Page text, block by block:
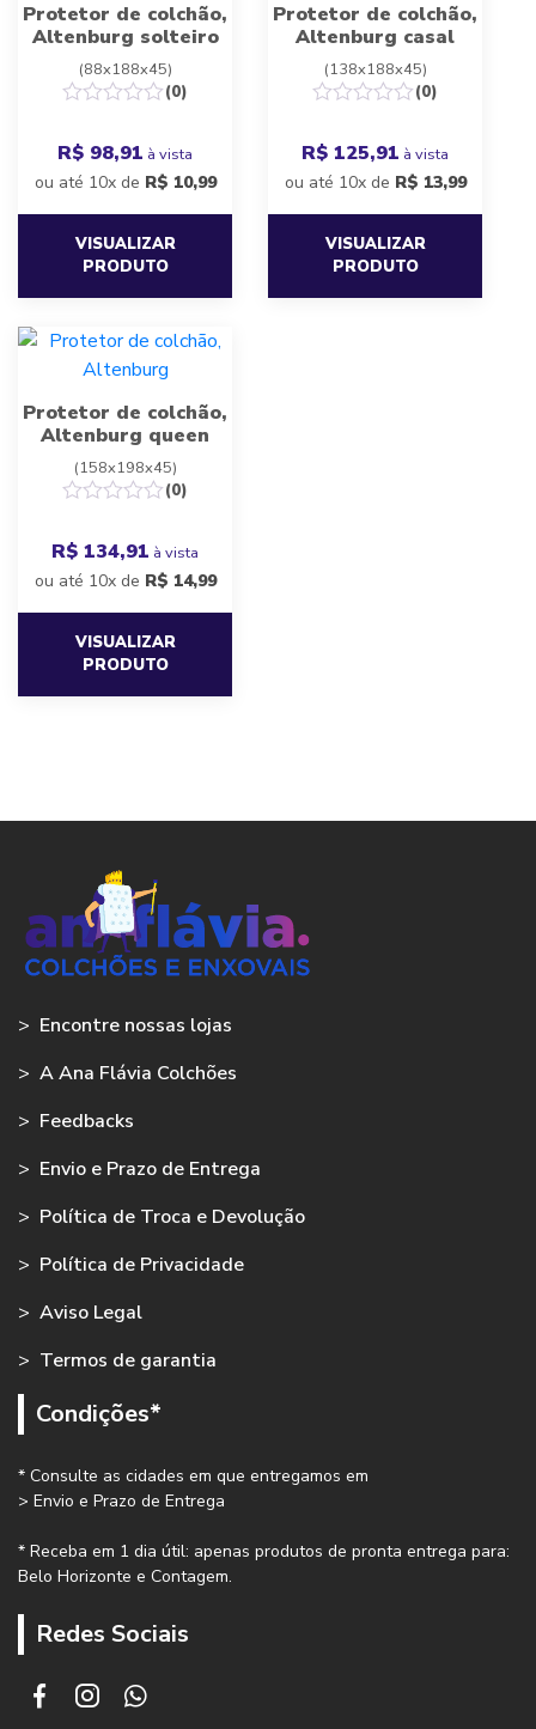
Protetor de colchão,
Altenburg solteiro
(88x188x45)
(0)
R$ 98,91 à vista
ou até 10x de R$ 10,99
VISUALIZAR
PRODUTO
Protetor de colchão,
Altenburg casal
(138x188x45)
(0)
R$ 125,91 à vista
ou até 10x de R$ 13,99
VISUALIZAR
PRODUTO
Protetor de colchão,
Altenburg queen
(158x198x45)
(0)
R$ 134,91 à vista
ou até 10x de R$ 14,99
VISUALIZAR
PRODUTO
> Encontre nossas lojas
> A Ana Flávia Colchões
> Feedbacks
> Envio e Prazo de Entrega
> Política de Troca e Devolução
> Política de Privacidade
> Aviso Legal
> Termos de garantia
Condições*
* Consulte as cidades em que entregamos em
> Envio e Prazo de Entrega
* Receba em 1 dia útil: apenas produtos de pronta entrega para:
Belo Horizonte e Contagem.
Redes Sociais